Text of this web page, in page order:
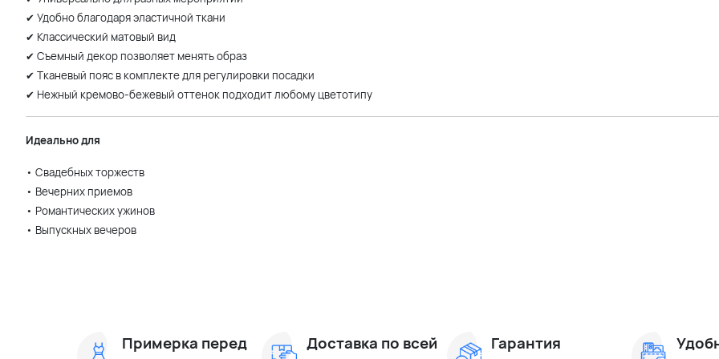
✔ Удобно благодаря эластичной ткани
✔ Классический матовый вид
✔ Съемный декор позволяет менять образ
✔ Тканевый пояс в комплекте для регулировки посадки
✔ Нежный кремово-бежевый оттенок подходит любому цветотипу
Идеально для
• Свадебных торжеств
• Вечерних приемов
• Романтических ужинов
• Выпускных вечеров
Примерка перед
Доставка по всей
Гарантия